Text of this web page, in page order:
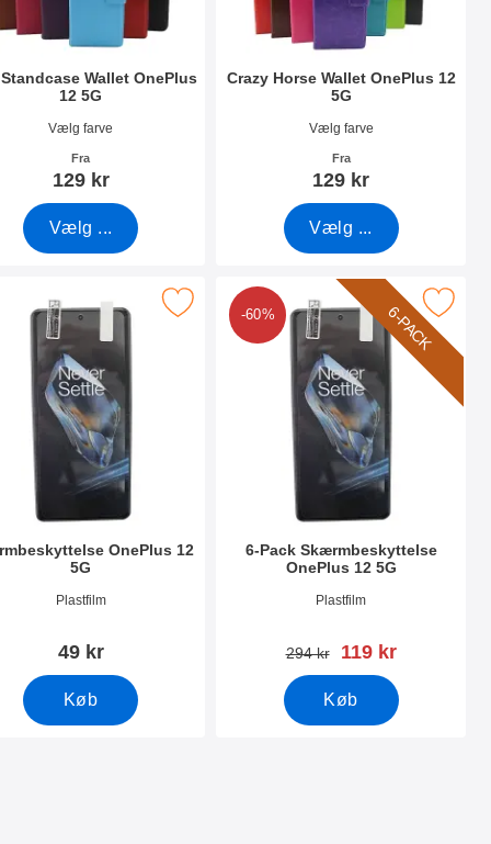
Wallet OnePlus
12 5G
50141Vælg farve
Fra
129 kr
Vælg ...
Crazy Horse Wallet OnePlus 12
5G
Varenr 50147Vælg farve
Fra
129 kr
Vælg ...
12 5G som favorit
OnePlus 12
5G
50154Plastfilm
49 kr
Køb
skærmbeskyttelse OnePlus 12 5G som favorit 6-PACK
-60%
6-Pack Skærmbeskyttelse
OnePlus 12 5G
Varenr 50155Plastfilm
pris
294 kr pris
119 kr
Køb
Marker 6-Pack Skærmbeskyttelse
favorit